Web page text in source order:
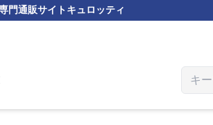
門通販サイトキュロッティ